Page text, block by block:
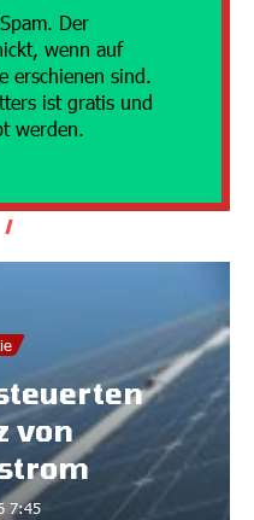
Der
wenn auf
erschienen sind.
ist gratis und
werden.
von
7:45